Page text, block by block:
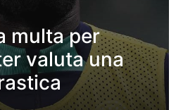
multa per
valuta una